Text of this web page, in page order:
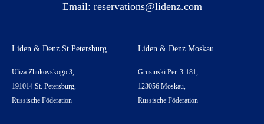
Email: reservations@lidenz.com
Liden & Denz St.Petersburg
Uliza Zhukovskogo 3,
191014 St. Petersburg,
Russische Föderation
Liden & Denz Moskau
Grusinski Per. 3-181,
123056 Moskau,
Russische Föderation